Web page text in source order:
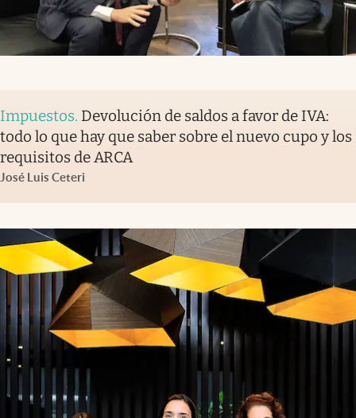
Impuestos. Devolución de saldos a favor de IVA:
todo lo que hay que saber sobre el nuevo cupo y los
requisitos de ARCA
José Luis Ceteri